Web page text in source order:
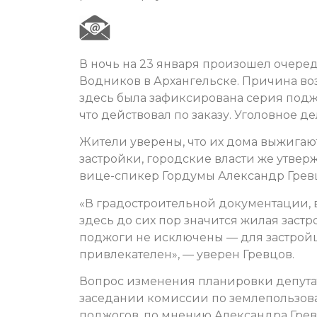
В ночь на 23 января произошел
Водников в Архангельске. Причина
здесь была зафиксирована серия
что действовал по заказу. Уголовное
Жители уверены, что их дома
застройки, городские власти же
вице-спикер Гордумы Александр
«В градостроительной документации,
здесь до сих пор значится жилая
поджоги не исключены — для
привлекателен», — уверен Гревцов.
Вопрос изменения планировки
заседании комиссии по